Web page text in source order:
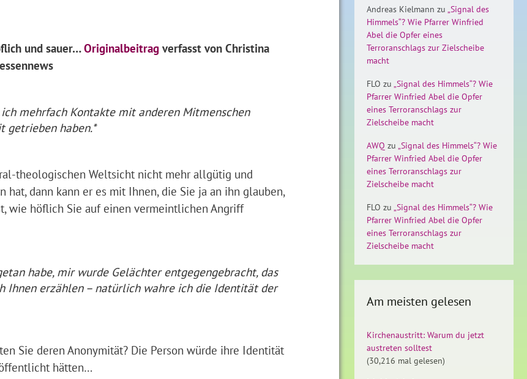
und sauer…Originalbeitragverfasst von Christina
mehrfach Kontakte mit anderen Mitmenschen
getrieben haben.*
theologischen Weltsicht nicht mehr allgütig und
dann kann er es mit Ihnen, die Sie ja an ihn glauben,
wie höflich Sie auf einen vermeintlichen Angriff
habe, mir wurde Gelächter entgegengebracht, das
Ihnen erzählen – natürlich wahre ich die Identität der
Sie deren Anonymität? Die Person würde ihre Identität
hätten…
Andreas Kielmann zu „Signal des
Himmels“? Wie Pfarrer Winfried
Abel die Opfer eines
Terroranschlags zur Zielscheibe
macht
FLO zu „Signal des Himmels“? Wie
Pfarrer Winfried Abel die Opfer
eines Terroranschlags zur
Zielscheibe macht
AWQ zu „Signal des Himmels“? Wie
Pfarrer Winfried Abel die Opfer
eines Terroranschlags zur
Zielscheibe macht
FLO zu „Signal des Himmels“? Wie
Pfarrer Winfried Abel die Opfer
eines Terroranschlags zur
Zielscheibe macht
Am meisten gelesen
Kirchenaustritt: Warum du jetzt
austreten solltest
(30,216 mal gelesen)